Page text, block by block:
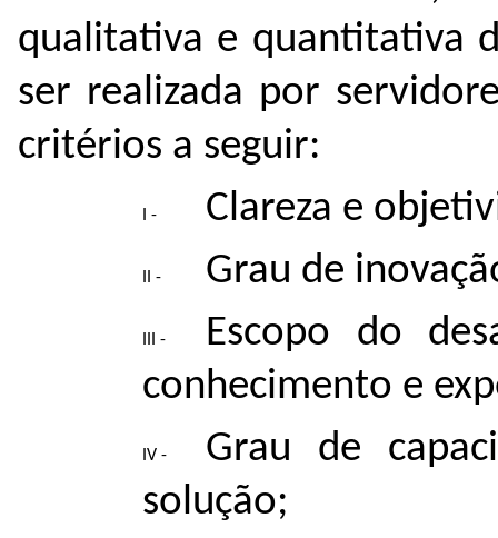
qualitativa e quantitativa
ser realizada por
critérios a seguir:
Clareza e
Grau de
Escopo do
conhecimento e
Grau de
solução;